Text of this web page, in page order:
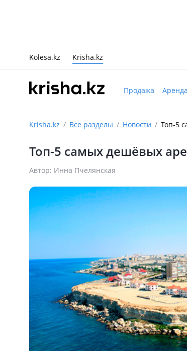
Kolesa.kz Krisha.kz
Продажа Аренда
Krisha.kz Все разделы Новости Топ-5
Топ-5 самых дешёвых
Автор: Инна Пчелянская